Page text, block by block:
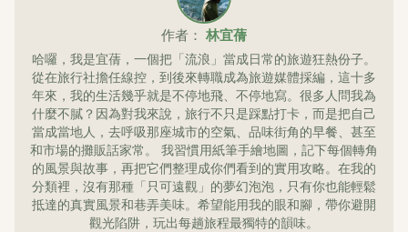
作者： 林宜蒨
哈囉，我是宜蒨，一個把「流浪」當成日常的旅遊狂熱份子。
從在旅行社擔任線控，到後來轉職成為旅遊媒體採編，這十多
年來，我的生活幾乎就是不停地飛、不停地寫。很多人問我為
什麼不膩？因為對我來說，旅行不只是踩點打卡，而是把自己
當成當地人，去呼吸那座城市的空氣、品味街角的早餐、甚至
和市場的攤販話家常。 我習慣用紙筆手繪地圖，記下每個轉角
的風景與故事，再把它們整理成你們看到的實用攻略。在我的
分類裡，沒有那種「只可遠觀」的夢幻泡泡，只有你也能輕鬆
抵達的真實風景和巷弄美味。希望能用我的眼和腳，帶你避開
觀光陷阱，玩出每趟旅程最獨特的韻味。